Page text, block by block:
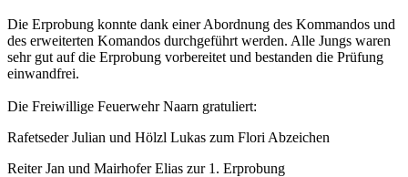
Die Erprobung konnte dank einer Abordnung des Kommandos und
des erweiterten Komandos durchgeführt werden. Alle Jungs waren
sehr gut auf die Erprobung vorbereitet und bestanden die Prüfung
einwandfrei.
Die Freiwillige Feuerwehr Naarn gratuliert:
Rafetseder Julian und Hölzl Lukas zum Flori Abzeichen
Reiter Jan und Mairhofer Elias zur 1. Erprobung